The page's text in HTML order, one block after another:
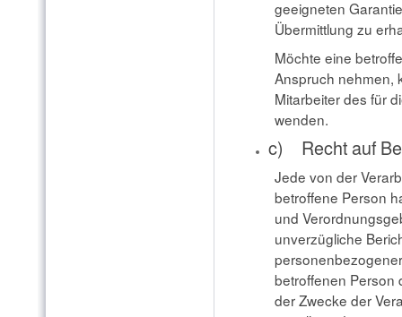
geeigneten
Übermittlung zu
Möchte eine
Anspruch nehmen,
Mitarbeiter des für
wenden.
c) Recht auf
Jede von der
betroffene Person
und
unverzügliche
betroffenen Person
der Zwecke der